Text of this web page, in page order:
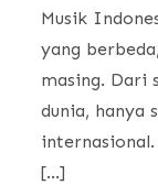
Musik
yang
masing. Dari
dunia, hanya
[…]